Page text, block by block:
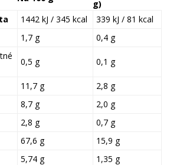
g)
1442 kJ / 345 kcal
339 kJ / 81 kcal
1,7 g
0,4 g
0,5 g 0,1 g
11,7 g
2,8 g
8,7 g
2,0 g
2,8 g
0,7 g
67,6 g
15,9 g
5,74 g 1,35 g